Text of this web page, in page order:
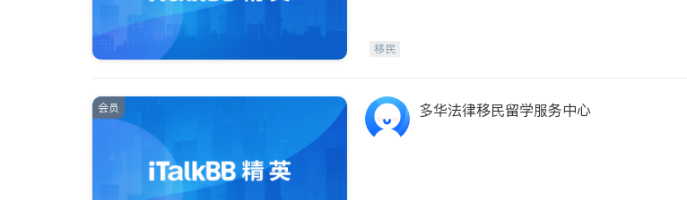
移民
会员 多华法律移民留学服务中心